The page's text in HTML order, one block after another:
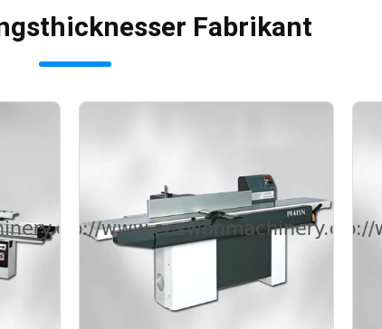
Fabrikant